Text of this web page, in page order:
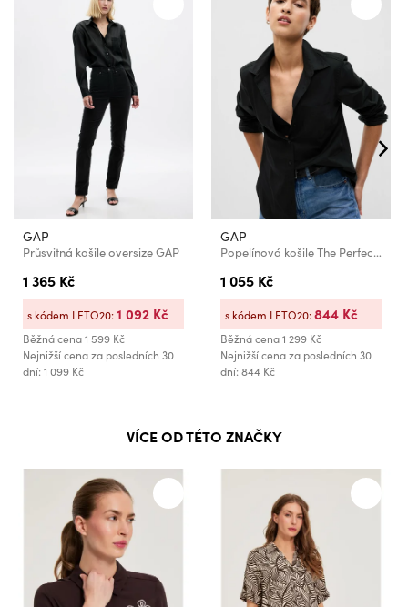
GAP
Průsvitná košile oversize GAP
1 365 Kč
Běžná cena1 599 Kč
Nejnižší cena za posledních 30
dní: 1 099 Kč
s kódem LETO20:1 092 Kč
GAP
Popelínová košile The Perfect Shirt GAP
1 055 Kč
Běžná cena1 299 Kč
Nejnižší cena za posledních 30
dní: 844 Kč
s kódem LETO20:844 Kč
VÍCE OD TÉTO ZNAČKY